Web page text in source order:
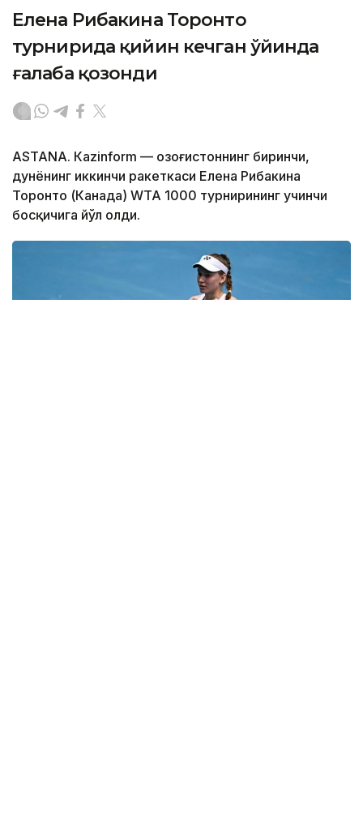
Елена Рибакина Торонто
турнирида қийин кечган ўйинда
ғалаба қозонди
ASTANА. Кazinform — Қозоғистоннинг биринчи,
дунёнинг иккинчи ракеткаси Елена Рибакина
Торонто (Канада) WТА 1000 турнирининг учинчи
босқичига йўл олди.